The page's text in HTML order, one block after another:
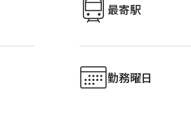
最寄駅
勤務曜日